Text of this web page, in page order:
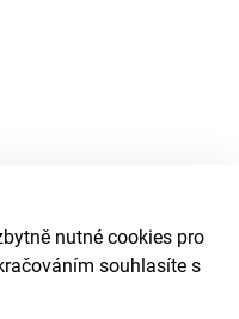
nutné cookies pro
souhlasíte s